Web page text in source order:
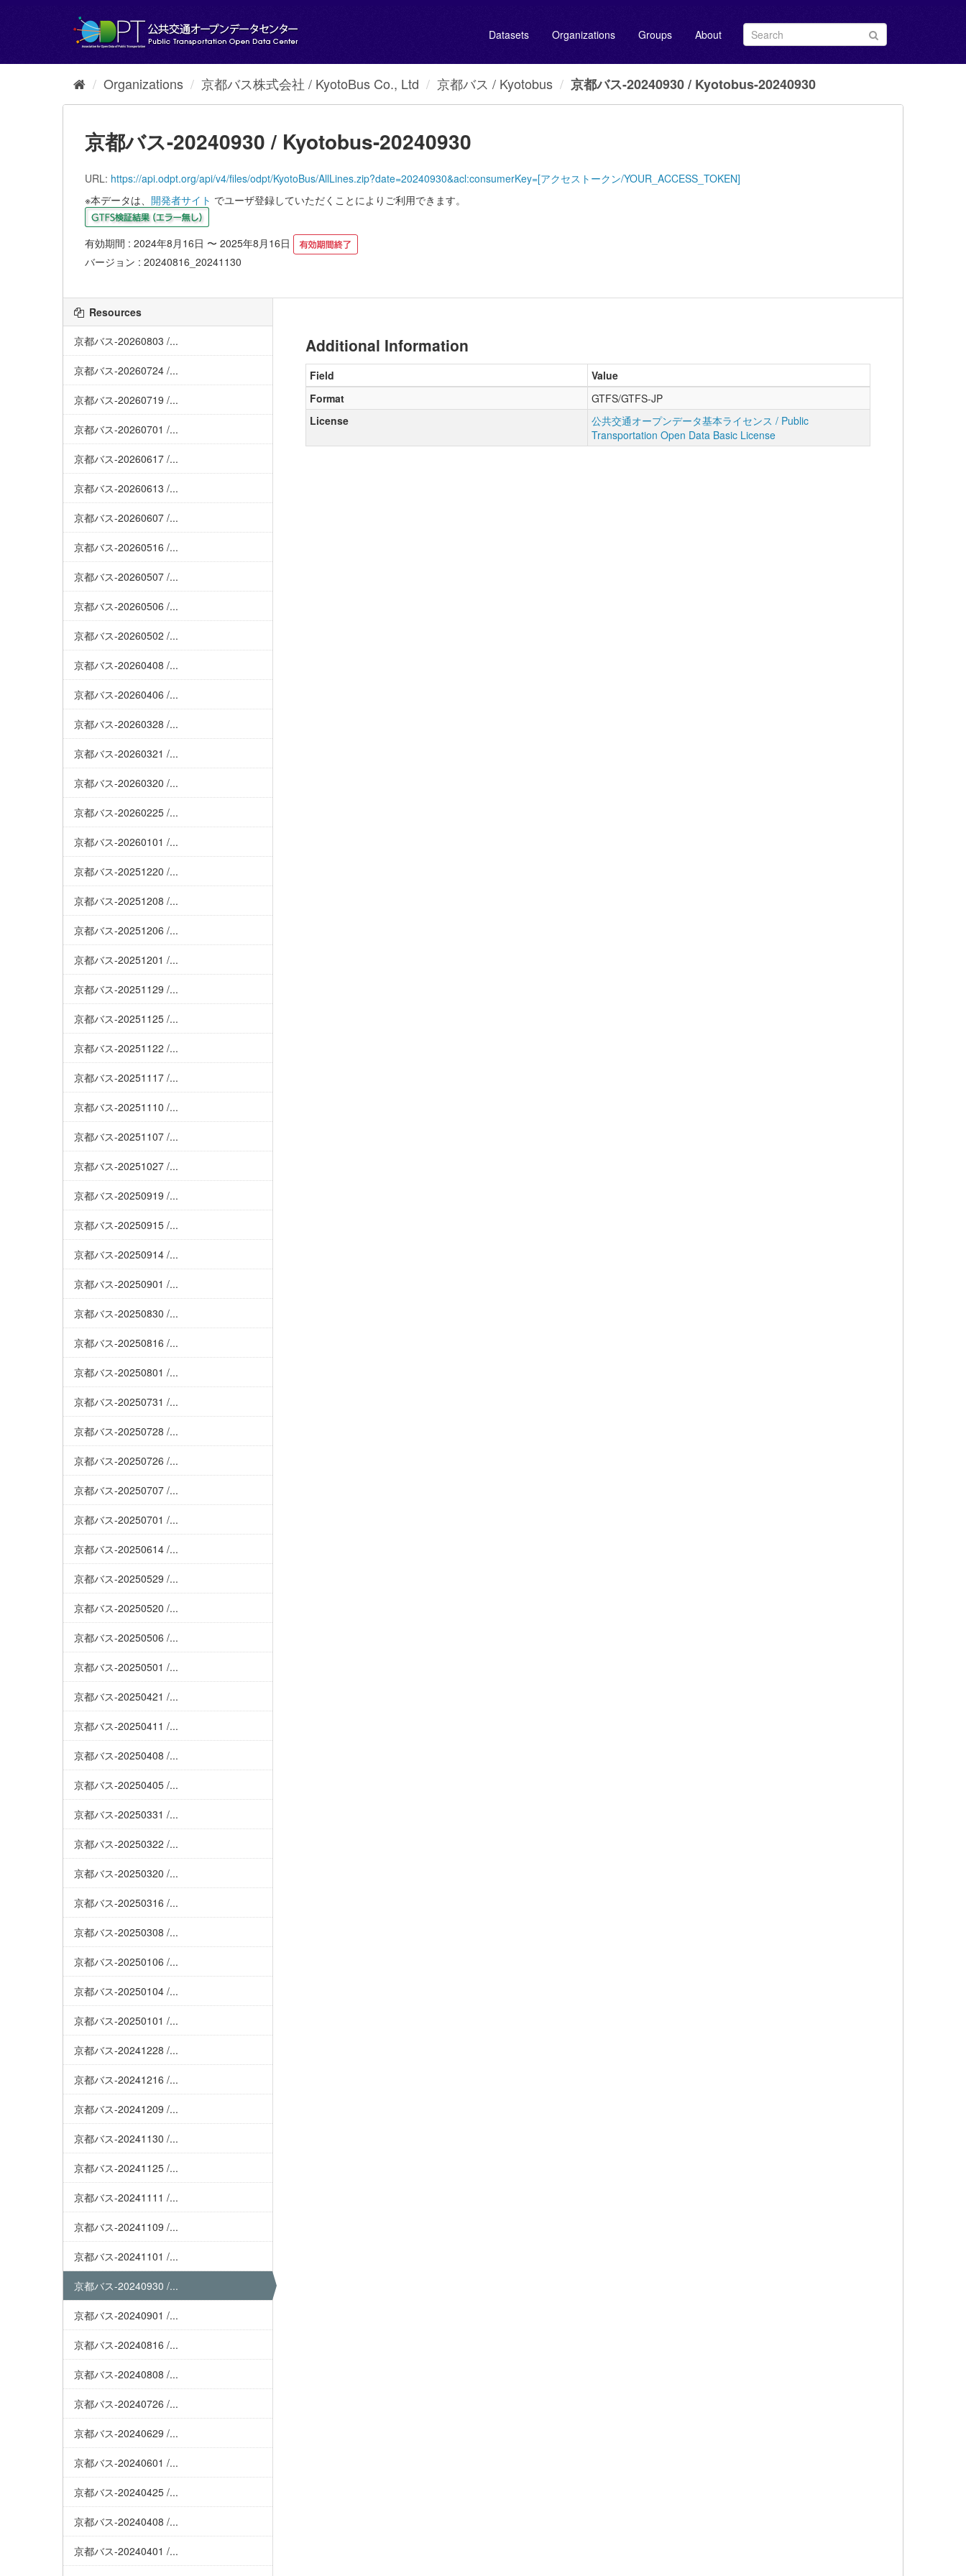
Datasets Organizations Groups About
Organizations 京都バス株式会社 / KyotoBus Co., Ltd 京都バス / Kyotobus 京都バス-20240930 / Kyotobus-20240930
京都バス-20240930 / Kyotobus-20240930
URL: https://api.odpt.org/api/v4/files/odpt/KyotoBus/AllLines.zip?date=20240930&acl:consumerKey=[アクセストークン/YOUR_ACCESS_TOKEN]
※本データは、 開発者サイト でユーザ登録していただくことによりご利用できます。
有効期間 : 2024年8月16日 〜 2025年8月16日
バージョン : 20240816_20241130
Resources
京都バス-20260803 /...
京都バス-20260724 /...
京都バス-20260719 /...
京都バス-20260701 /...
京都バス-20260617 /...
京都バス-20260613 /...
京都バス-20260607 /...
京都バス-20260516 /...
京都バス-20260507 /...
京都バス-20260506 /...
京都バス-20260502 /...
京都バス-20260408 /...
京都バス-20260406 /...
京都バス-20260328 /...
京都バス-20260321 /...
京都バス-20260320 /...
京都バス-20260225 /...
京都バス-20260101 /...
京都バス-20251220 /...
京都バス-20251208 /...
京都バス-20251206 /...
京都バス-20251201 /...
京都バス-20251129 /...
京都バス-20251125 /...
京都バス-20251122 /...
京都バス-20251117 /...
京都バス-20251110 /...
京都バス-20251107 /...
京都バス-20251027 /...
京都バス-20250919 /...
京都バス-20250915 /...
京都バス-20250914 /...
京都バス-20250901 /...
京都バス-20250830 /...
京都バス-20250816 /...
京都バス-20250801 /...
京都バス-20250731 /...
京都バス-20250728 /...
京都バス-20250726 /...
京都バス-20250707 /...
京都バス-20250701 /...
京都バス-20250614 /...
京都バス-20250529 /...
京都バス-20250520 /...
京都バス-20250506 /...
京都バス-20250501 /...
京都バス-20250421 /...
京都バス-20250411 /...
京都バス-20250408 /...
京都バス-20250405 /...
京都バス-20250331 /...
京都バス-20250322 /...
京都バス-20250320 /...
京都バス-20250316 /...
京都バス-20250308 /...
京都バス-20250106 /...
京都バス-20250104 /...
京都バス-20250101 /...
京都バス-20241228 /...
京都バス-20241216 /...
京都バス-20241209 /...
京都バス-20241130 /...
京都バス-20241125 /...
京都バス-20241111 /...
京都バス-20241109 /...
京都バス-20241101 /...
京都バス-20240930 /...
京都バス-20240901 /...
京都バス-20240816 /...
京都バス-20240808 /...
京都バス-20240726 /...
京都バス-20240629 /...
京都バス-20240601 /...
京都バス-20240425 /...
京都バス-20240408 /...
京都バス-20240401 /...
Additional Information
Field
Value
Format
GTFS/GTFS-JP
License
公共交通オープンデータ基本ライセンス / Public
Transportation Open Data Basic License